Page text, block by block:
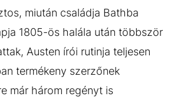
miután családja Bathba
1805-ös halála után többször
Austen írói rutinja teljesen
termékeny szerzőnek
már három regényt is